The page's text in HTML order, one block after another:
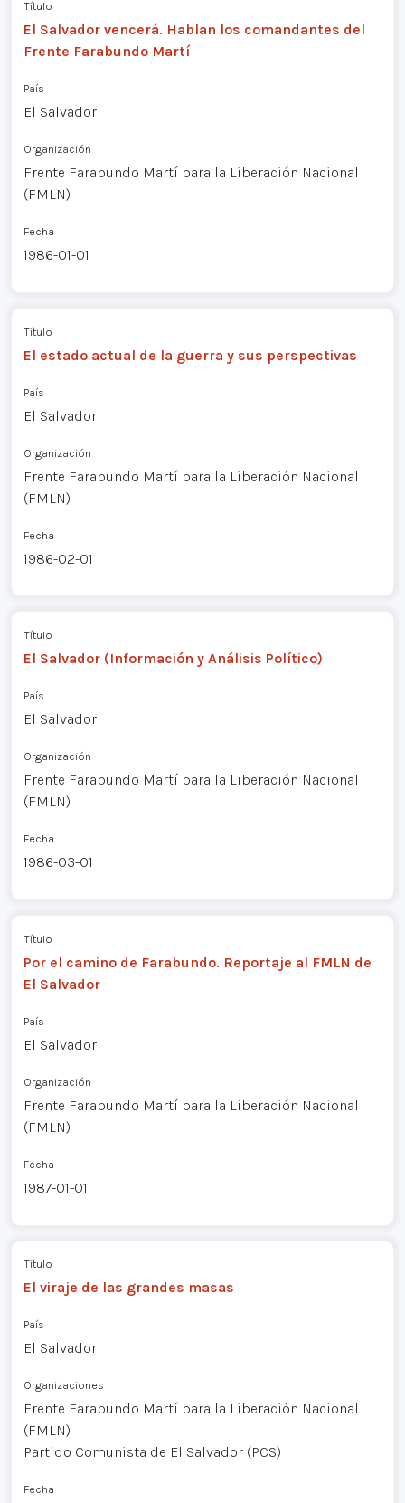
Título
El Salvador vencerá. Hablan los comandantes del
Frente Farabundo Martí
País
El Salvador
Organización
Frente Farabundo Martí para la Liberación Nacional
(FMLN)
Fecha
1986-01-01
Título
El estado actual de la guerra y sus perspectivas
País
El Salvador
Organización
Frente Farabundo Martí para la Liberación Nacional
(FMLN)
Fecha
1986-02-01
Título
El Salvador (Información y Análisis Político)
País
El Salvador
Organización
Frente Farabundo Martí para la Liberación Nacional
(FMLN)
Fecha
1986-03-01
Título
Por el camino de Farabundo. Reportaje al FMLN de
El Salvador
País
El Salvador
Organización
Frente Farabundo Martí para la Liberación Nacional
(FMLN)
Fecha
1987-01-01
Título
El viraje de las grandes masas
País
El Salvador
Organizaciones
Frente Farabundo Martí para la Liberación Nacional
(FMLN)
Partido Comunista de El Salvador (PCS)
Fecha